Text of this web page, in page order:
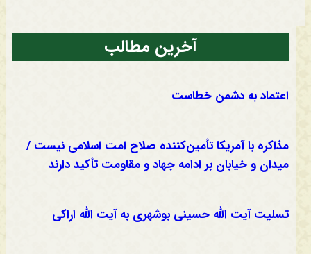
آخرین مطالب
اعتماد به دشمن خطاست
مذاکره با آمریکا تأمین‌کننده صلاح امت اسلامی نیست /
میدان و خیابان بر ادامه جهاد و مقاومت تأکید دارند
تسلیت آیت الله حسینی بوشهری به آیت الله اراکی